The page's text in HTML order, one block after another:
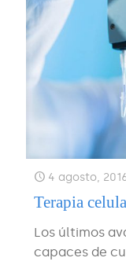
4 agosto,
Terapia
Los últimos
capaces de